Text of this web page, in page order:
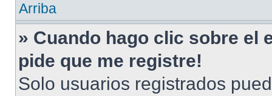
Arriba
» Cuando hago clic sobre el
pide que me registre!
Solo usuarios registrados